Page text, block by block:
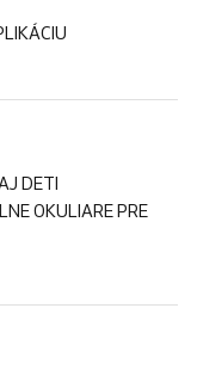
DETI
OKULIARE PRE